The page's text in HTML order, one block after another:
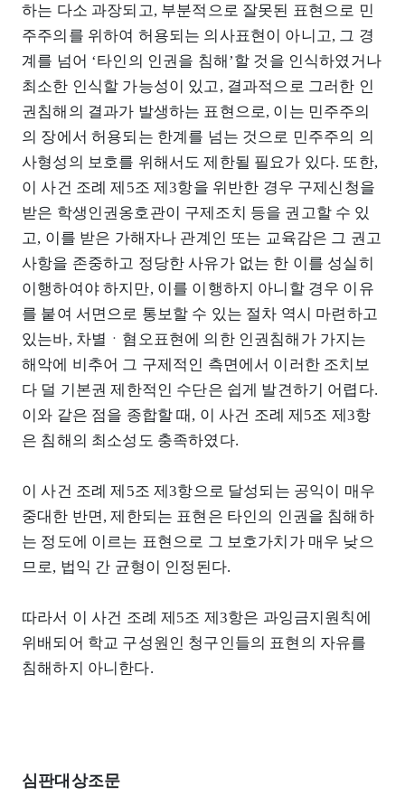
하는 다소 과장되고, 부분적으로 잘못된 표현으로 민
주주의를 위하여 허용되는 의사표현이 아니고, 그 경
계를 넘어 ‘타인의 인권을 침해’할 것을 인식하였거나
최소한 인식할 가능성이 있고, 결과적으로 그러한 인
권침해의 결과가 발생하는 표현으로, 이는 민주주의
의 장에서 허용되는 한계를 넘는 것으로 민주주의 의
사형성의 보호를 위해서도 제한될 필요가 있다. 또한,
이 사건 조례 제5조 제3항을 위반한 경우 구제신청을
받은 학생인권옹호관이 구제조치 등을 권고할 수 있
고, 이를 받은 가해자나 관계인 또는 교육감은 그 권고
사항을 존중하고 정당한 사유가 없는 한 이를 성실히
이행하여야 하지만, 이를 이행하지 아니할 경우 이유
를 붙여 서면으로 통보할 수 있는 절차 역시 마련하고
있는바, 차별ㆍ혐오표현에 의한 인권침해가 가지는
해악에 비추어 그 구제적인 측면에서 이러한 조치보
다 덜 기본권 제한적인 수단은 쉽게 발견하기 어렵다.
이와 같은 점을 종합할 때, 이 사건 조례 제5조 제3항
은 침해의 최소성도 충족하였다.
이 사건 조례 제5조 제3항으로 달성되는 공익이 매우
중대한 반면, 제한되는 표현은 타인의 인권을 침해하
는 정도에 이르는 표현으로 그 보호가치가 매우 낮으
므로, 법익 간 균형이 인정된다.
따라서 이 사건 조례 제5조 제3항은 과잉금지원칙에
위배되어 학교 구성원인 청구인들의 표현의 자유를
침해하지 아니한다.
심판대상조문